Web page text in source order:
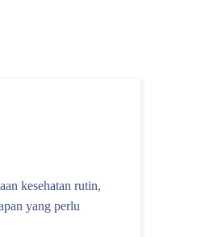
kesehatan rutin,
yang perlu